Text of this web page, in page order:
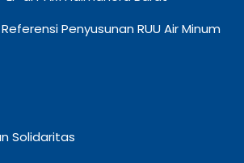
Referensi Penyusunan RUU Air Minum
Solidaritas